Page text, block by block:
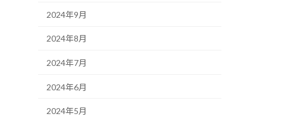
2024年9月
2024年8月
2024年7月
2024年6月
2024年5月